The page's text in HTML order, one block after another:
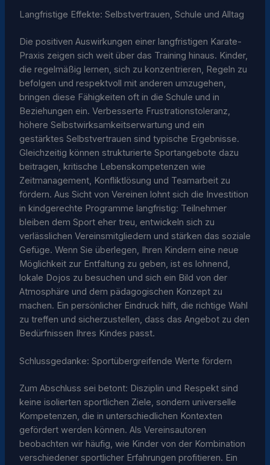
Langfristige Effekte: Selbstvertrauen, Schule und Alltag
Die positiven Auswirkungen einer langfristigen Karate-
Praxis zeigen sich weit über das Training hinaus. Kinder,
die regelmäßig lernen, sich zu konzentrieren, Regeln zu
befolgen und respektvoll mit anderen umzugehen,
bringen diese Fähigkeiten oft in die Schule und in
Beziehungen ein. Verbesserte Frustrationstoleranz,
höhere Selbstwirksamkeitserwartung und ein
gestärktes Selbstvertrauen sind typische Ergebnisse.
Gleichzeitig können strukturierte Sportangebote dazu
beitragen, kritische Lebenskompetenzen wie
Zeitmanagement, Konfliktlösung und Teamarbeit zu
fördern. Aus Sicht von Vereinen lohnt sich die Investition
in kindgerechte Programme langfristig: Teilnehmer
bleiben dem Sport eher treu, entwickeln sich zu
verlässlichen Vereinsmitgliedern und stärken das soziale
Gefüge. Wenn Sie überlegen, Ihren Kindern eine neue
Möglichkeit zur Entfaltung zu geben, ist es lohnend,
lokale Dojos zu besuchen und sich ein Bild von der
Atmosphäre und dem pädagogischen Konzept zu
machen. Ein persönlicher Eindruck hilft, die richtige Wahl
zu treffen und sicherzustellen, dass das Angebot zu den
Bedürfnissen Ihres Kindes passt.
Schlussgedanke: Sportübergreifende Werte fördern
Zum Abschluss sei betont: Disziplin und Respekt sind
keine isolierten sportlichen Ziele, sondern universelle
Kompetenzen, die in unterschiedlichen Kontexten
gefördert werden können. Als Vereinsautoren
beobachten wir häufig, wie Kinder von der Kombination
verschiedener sportlicher Erfahrungen profitieren. Ein